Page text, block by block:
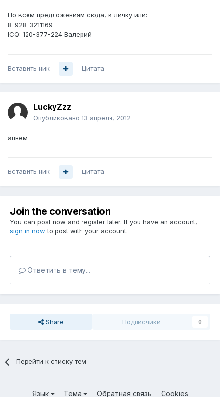
По всем предложениям сюда, в личку или:
8-928-3211169
ICQ: 120-377-224 Валерий
Вставить ник Цитата
LuckyZzz
Опубликовано 13 апреля, 2012
апнем!
Вставить ник Цитата
Join the conversation
You can post now and register later. If you have an account,
sign in now to post with your account.
Ответить в тему...
Share Подписчики 0
Перейти к списку тем
Язык Тема Обратная связь Cookies